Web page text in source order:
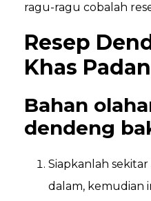
ragu-ragu cobalah
Resep
Khas
Bahan
dendeng
Siapkanlah
dalam, kemudian